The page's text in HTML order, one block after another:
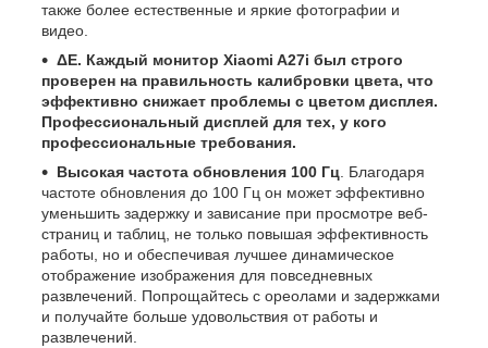
также более естественные и яркие фотографии и
видео.
ΔE. Каждый монитор Xiaomi A27i был строго
проверен на правильность калибровки цвета, что
эффективно снижает проблемы с цветом дисплея.
Профессиональный дисплей для тех, у кого
профессиональные требования.
Высокая частота обновления 100 Гц. Благодаря
частоте обновления до 100 Гц он может эффективно
уменьшить задержку и зависание при просмотре веб-
страниц и таблиц, не только повышая эффективность
работы, но и обеспечивая лучшее динамическое
отображение изображения для повседневных
развлечений. Попрощайтесь с ореолами и задержками
и получайте больше удовольствия от работы и
развлечений.